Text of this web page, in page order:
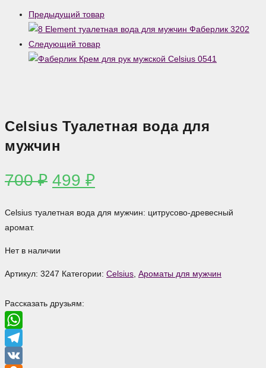
Предыдущий товар
Следующий товар
Celsius Туалетная вода для
мужчин
700₽ Первоначальная
составляла
499 ₽Текущая
499 ₽.
Celsius туалетная вода для мужчин: цитрусово-древесный
аромат.
Нет в наличии
Артикул: 3247 Категории: Celsius Ароматы для мужчин
Рассказать друзьям:
WhatsApp
Telegram